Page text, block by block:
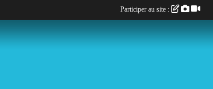
Participer au site :